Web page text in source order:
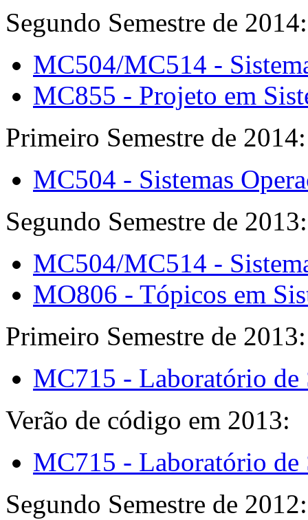
Segundo Semestre de 2014:
MC504/MC514 -
MC855 - Projeto em
Primeiro Semestre de 2014:
MC504 - Sistemas
Segundo Semestre de 2013:
MC504/MC514 -
MO806 - Tópicos em
Primeiro Semestre de 2013:
MC715 - Laboratório de
Verão de código em 2013:
MC715 - Laboratório de
Segundo Semestre de 2012: